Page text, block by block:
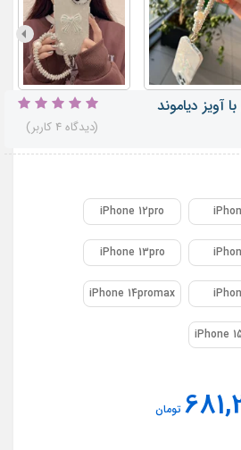
آویز دیاموند
(دیدگاه 4 کاربر)
iPhone 12pro
iPhone 13pro
iPhone 14promax
iPhone
تومان